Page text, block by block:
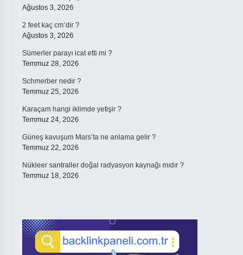
Ağustos 3, 2026
2 feet kaç cm’dir ?
Ağustos 3, 2026
Sümerler parayı icat etti mi ?
Temmuz 28, 2026
Schmerber nedir ?
Temmuz 25, 2026
Karaçam hangi iklimde yetişir ?
Temmuz 24, 2026
Güneş kavuşum Mars’ta ne anlama gelir ?
Temmuz 22, 2026
Nükleer santraller doğal radyasyon kaynağı mıdır ?
Temmuz 18, 2026